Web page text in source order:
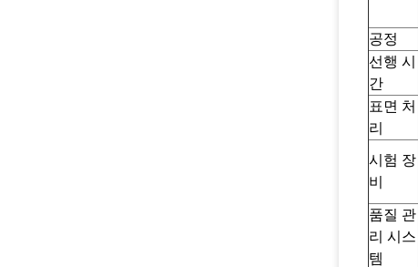
공정
선행 시
간
표면 처
리
시험 장
비
품질 관
리 시스
템